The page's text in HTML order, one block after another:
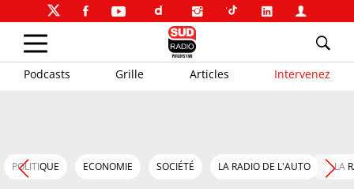
Podcasts Grille Articles Intervenez
POLITIQUE ECONOMIE SOCIÉTÉ LA RADIO DE L'AUTO LA